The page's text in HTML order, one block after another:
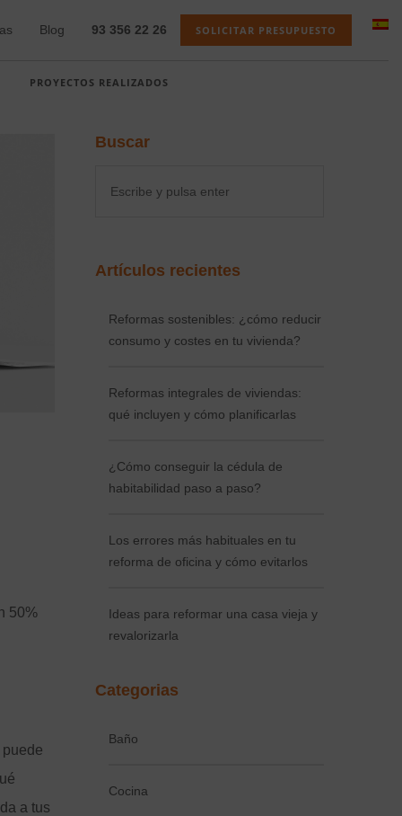
Blog 93 356 22 26 SOLICITAR PRESUPUESTO
PROYECTOS REALIZADOS
50%
a tus
Buscar
Artículos recientes
Reformas sostenibles: ¿cómo reducir
consumo y costes en tu vivienda?
Reformas integrales de viviendas:
qué incluyen y cómo planificarlas
¿Cómo conseguir la cédula de
habitabilidad paso a paso?
Los errores más habituales en tu
reforma de oficina y cómo evitarlos
Ideas para reformar una casa vieja y
revalorizarla
Categorias
Baño
Cocina